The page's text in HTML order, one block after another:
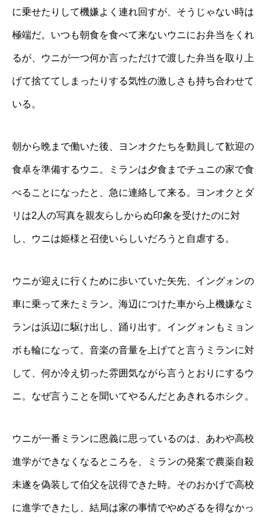
に乗せたりして機嫌よく連れ回すが、そうじゃない時は
極端だ。いつも朝食を食べて来ないウニにお弁当をくれ
るが、ウニが一つ何か言っただけで渡した弁当を取り上
げて捨ててしまったりする気性の激しさも持ち合わせて
いる。
朝から晩まで働いた後、ヨンオクたちを動員して歓迎の
食卓を準備するウニ。ミランは夕食までチュニの家で食
べることになったと、急に連絡して来る。ヨンオクとダ
リは2人の写真を親友らしからぬ印象を受けたのに対
し、ウニは姫様と召使いらしいだろうと自虐する。
ウニが迎えに行くために歩いていた矢先、イングォンの
車に乗って来たミラン。海辺につけた車から上機嫌なミ
ランは浜辺に駆け出し、踊り出す。イングォンもミョン
ボも輪になって。音楽の音量を上げてと言うミランに対
して、何か冷え切った雰囲気ながら言うとおりにするウ
ニ。なぜ言うことを聞いてやるんだとあきれるホシク。
ウニが一番ミランに恩義に思っているのは、あわや高校
進学ができなくなるところを、ミランの発案で農薬自殺
未遂を偽装して伯父を説得できた時。そのおかげで高校
に進学できたし、結局は家の事情でやめざるを得なかっ